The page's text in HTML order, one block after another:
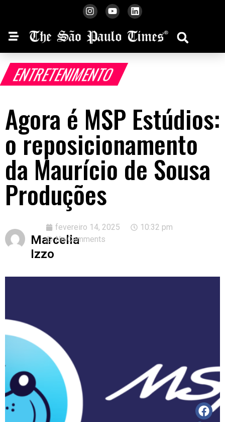
ENTRETENIMENTO
Agora é MSP Estúdios:
o reposicionamento
da Maurício de Sousa
Produções
Marcella
Izzo
fevereiro 14, 2025
10:32 pm
No Comments